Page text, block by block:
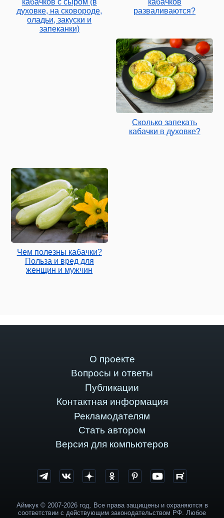
кабачков с сыром (в
духовке, на сковороде,
оладьи, закуски и
запеканки)
кабачков
разваливаются?
Сколько запекать
кабачки в духовке?
Чем полезны кабачки?
Польза и вред для
женщин и мужчин
О проекте
Вопросы и ответы
Публикации
Контактная информация
Рекламодателям
Стать автором
Версия для компьютеров
Аймкук © 2007-2026 год. Все права защищены и охраняются в
соответствии с действующим законодательством РФ. Любое